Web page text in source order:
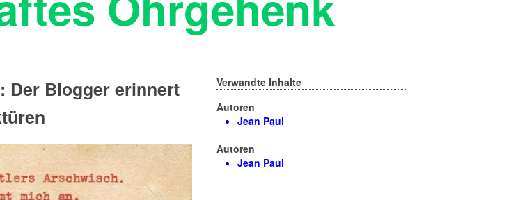
Der Blogger erinnert
Verwandte Inhalte
Autoren
Jean Paul
Autoren
Jean Paul